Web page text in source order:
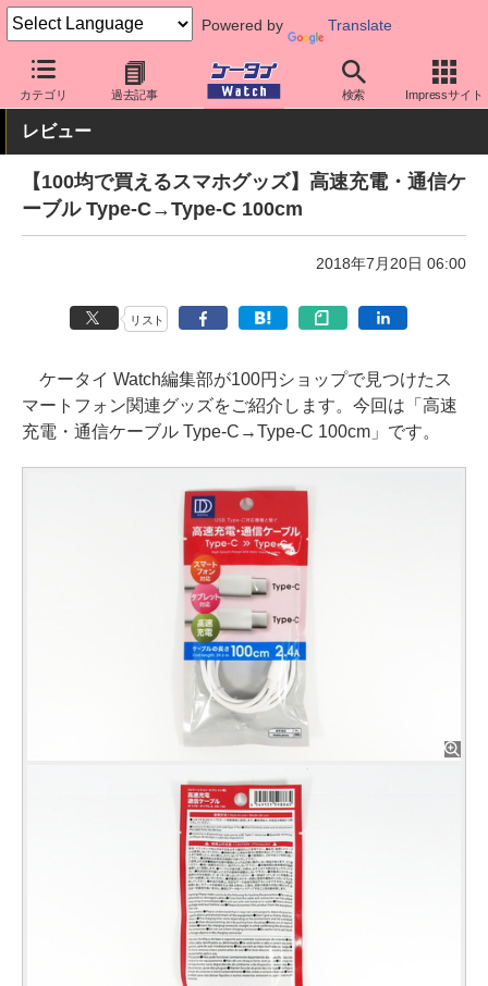
Powered by Translate
カテゴリ 過去記事 検索 Impressサイト
ケータイ Watch 周辺機器/アクセサリー その他
レビュー
【100均で買えるスマホグッズ】高速充電・通信ケ
ーブル Type-C→Type-C 100cm
2018年7月20日 06:00
リスト
ケータイ Watch編集部が100円ショップで見つけたス
マートフォン関連グッズをご紹介します。今回は「高速
充電・通信ケーブル Type-C→Type-C 100cm」です。